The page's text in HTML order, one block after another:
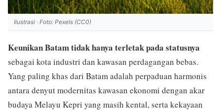
Ilustrasi · Foto: Pexels (CC0)
Keunikan Batam tidak hanya terletak pada statusnya
sebagai kota industri dan kawasan perdagangan bebas.
Yang paling khas dari Batam adalah perpaduan harmonis
antara denyut modernitas kawasan ekonomi dengan akar
budaya Melayu Kepri yang masih kental, serta kekayaan